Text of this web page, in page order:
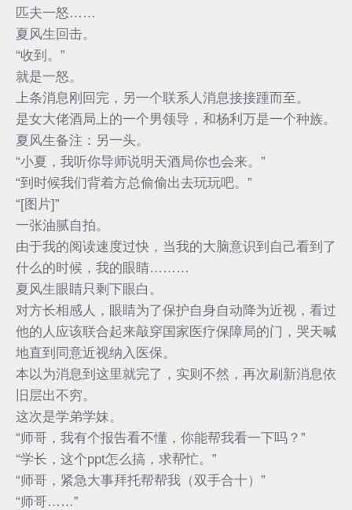
匹夫一怒……
夏风生回击。
“收到。”
就是一怒。
上条消息刚回完，另一个联系人消息接接踵而至。
是女大佬酒局上的一个男领导，和杨利万是一个种族。
夏风生备注：另一头。
“小夏，我听你导师说明天酒局你也会来。”
“到时候我们背着方总偷偷出去玩玩吧。”
“[图片]”
一张油腻自拍。
由于我的阅读速度过快，当我的大脑意识到自己看到了
什么的时候，我的眼睛………
夏风生眼睛只剩下眼白。
对方长相感人，眼睛为了保护自身自动降为近视，看过
他的人应该联合起来敲穿国家医疗保障局的门，哭天喊
地直到同意近视纳入医保。
本以为消息到这里就完了，实则不然，再次刷新消息依
旧层出不穷。
这次是学弟学妹。
“师哥，我有个报告看不懂，你能帮我看一下吗？”
“学长，这个ppt怎么搞，求帮忙。”
“师哥，紧急大事拜托帮帮我（双手合十）”
“师哥……”